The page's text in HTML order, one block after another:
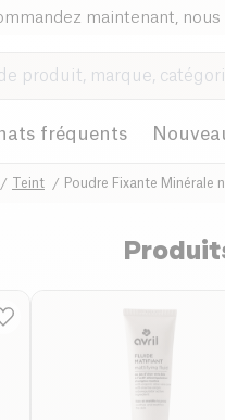
maintenant, nous
fréquents
Teint Poudre Fixante Minérale